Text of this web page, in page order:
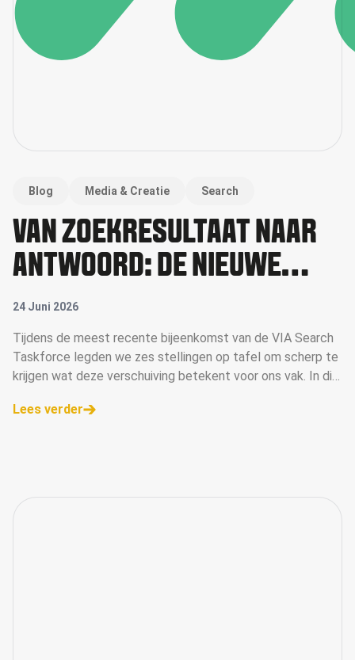
Blog Media & Creatie Search
VAN ZOEKRESULTAAT NAAR
ANTWOORD: DE NIEUWE
RICHTING VAN SEARCH
24 Juni 2026
Tijdens de meest recente bijeenkomst van de VIA Search
Taskforce legden we zes stellingen op tafel om scherp te
krijgen wat deze verschuiving betekent voor ons vak. In dit
Lees verder